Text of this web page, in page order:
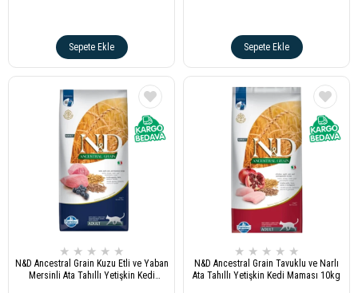
Sepete Ekle Sepete Ekle
★ ★ ★ ★ ★
N&D Ancestral Grain Kuzu Etli ve Yaban
Mersinli Ata Tahıllı Yetişkin Kedi
★ ★ ★ ★ ★
N&D Ancestral Grain Tavuklu ve Narlı
Ata Tahıllı Yetişkin Kedi Maması 10kg